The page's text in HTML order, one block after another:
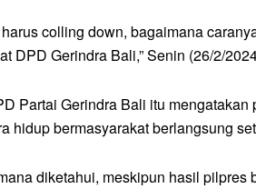
harus colling down, bagaimana
DPD Gerindra Bali,” Senin (26/2/
Partai Gerindra Bali itu
hidup bermasyarakat berlangsung
diketahui, meskipun hasil pilpres